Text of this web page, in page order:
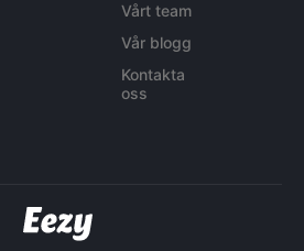
Vårt team
Vår blogg
Kontakta
oss